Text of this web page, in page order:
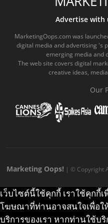
b
o
o
k
c
o
u
b
e
.
o
Advertise with
MarketingOops.com was
digital media and advertising 's
emerging media and
The web site covers digital
creative ideas,
Our
Marketing Oops! | © Copyright
เว็บไซต์นี้ใช้คุกกี้ เราใช้คุกกี้
โฆษณาที่ท่านอาจสนใจเพื่อ
บริการของเรา หากท่านใช้บ